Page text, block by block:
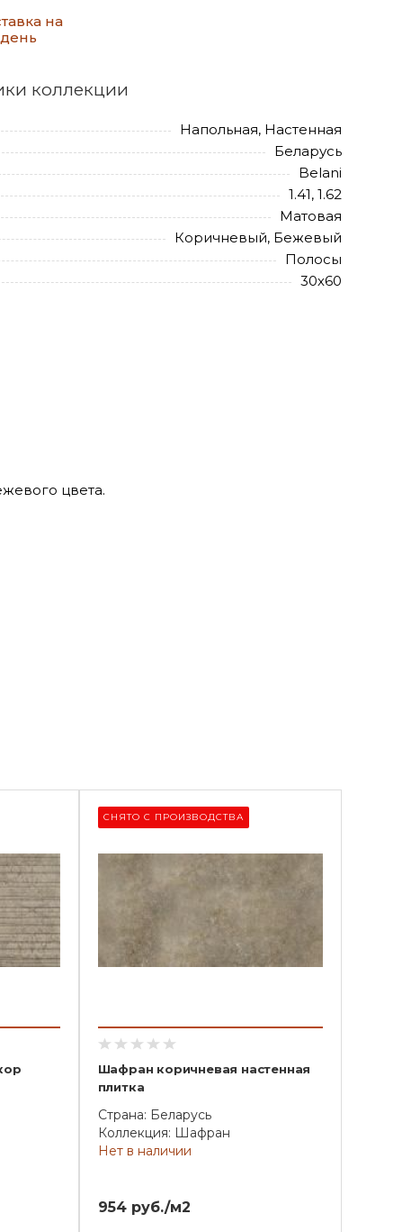
на
коллекции
Напольная, Настенная
Беларусь
Belani
1.41, 1.62
Матовая
Коричневый, Бежевый
Полосы
30х60
цвета.
СНЯТО С ПРОИЗВОДСТВА
Шафран коричневая настенная
плитка
Страна: Беларусь
Коллекция: Шафран
Нет в наличии
954 руб./м2